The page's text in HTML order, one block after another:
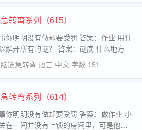
转弯系列（615）
你明明没有做却要受罚 答案：作业 用什
开所有的谜？ 答案：谜底 什么地方物
愈高，客人愈高兴？ 答案：当铺 什么桶
筋急转弯 语言:中文 字数:151
转弯系列（614）
你明明没有做却要受罚 答案：做作业 小
在一间并没有上锁的房间里，可是他使